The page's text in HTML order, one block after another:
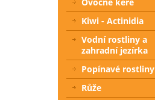
Kiwi - Actinidia
Vodní rostliny a
zahradní jezírka
Popínavé rostliny
Růže